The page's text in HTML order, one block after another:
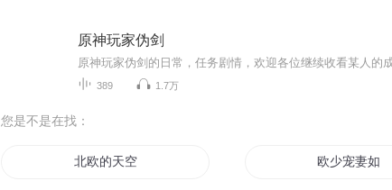
原神玩家伪剑
原神玩家伪剑的日常，任务剧情，欢迎各位继续收看某人的
389 1.7万
您是不是在找：
北欧的天空下 欧少宠妻如宝